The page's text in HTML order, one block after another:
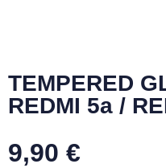
TEMPERED
REDMI 5a /
9,90 €